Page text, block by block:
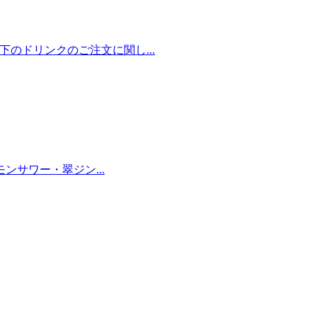
のドリンクのご注文に関し...
ンサワー・翠ジン...